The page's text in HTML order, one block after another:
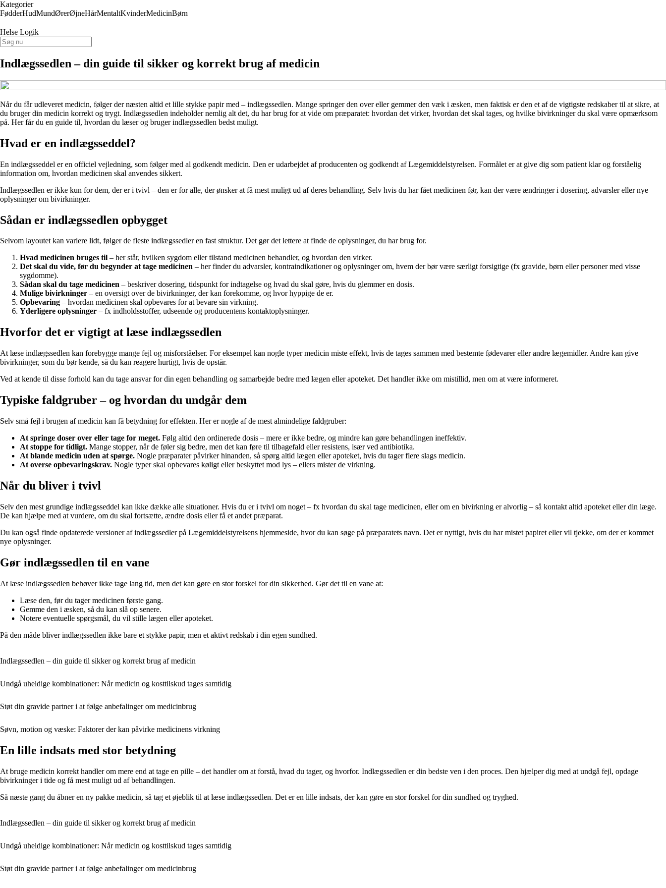
Kategorier
FødderHudMundØrerØjneHårMentaltKvinderMedicinBørn
Helse Logik
Indlægssedlen – din guide til sikker og korrekt brug af medicin
Når du får udleveret medicin, følger der næsten altid et lille stykke papir med – indlægssedlen. Mange springer den over eller gemmer den væk i æsken, men faktisk er den et af de vigtigste redskaber til at sikre, at
du bruger din medicin korrekt og trygt. Indlægssedlen indeholder nemlig alt det, du har brug for at vide om præparatet: hvordan det virker, hvordan det skal tages, og hvilke bivirkninger du skal være opmærksom
på. Her får du en guide til, hvordan du læser og bruger indlægssedlen bedst muligt.
Hvad er en indlægsseddel?
En indlægsseddel er en officiel vejledning, som følger med al godkendt medicin. Den er udarbejdet af producenten og godkendt af Lægemiddelstyrelsen. Formålet er at give dig som patient klar og forståelig
information om, hvordan medicinen skal anvendes sikkert.
Indlægssedlen er ikke kun for dem, der er i tvivl – den er for alle, der ønsker at få mest muligt ud af deres behandling. Selv hvis du har fået medicinen før, kan der være ændringer i dosering, advarsler eller nye
oplysninger om bivirkninger.
Sådan er indlægssedlen opbygget
Selvom layoutet kan variere lidt, følger de fleste indlægssedler en fast struktur. Det gør det lettere at finde de oplysninger, du har brug for.
Hvad medicinen bruges til – her står, hvilken sygdom eller tilstand medicinen behandler, og hvordan den virker.
Det skal du vide, før du begynder at tage medicinen – her finder du advarsler, kontraindikationer og oplysninger om, hvem der bør være særligt forsigtige (fx gravide, børn eller personer med visse
sygdomme).
Sådan skal du tage medicinen – beskriver dosering, tidspunkt for indtagelse og hvad du skal gøre, hvis du glemmer en dosis.
Mulige bivirkninger – en oversigt over de bivirkninger, der kan forekomme, og hvor hyppige de er.
Opbevaring – hvordan medicinen skal opbevares for at bevare sin virkning.
Yderligere oplysninger – fx indholdsstoffer, udseende og producentens kontaktoplysninger.
Hvorfor det er vigtigt at læse indlægssedlen
At læse indlægssedlen kan forebygge mange fejl og misforståelser. For eksempel kan nogle typer medicin miste effekt, hvis de tages sammen med bestemte fødevarer eller andre lægemidler. Andre kan give
bivirkninger, som du bør kende, så du kan reagere hurtigt, hvis de opstår.
Ved at kende til disse forhold kan du tage ansvar for din egen behandling og samarbejde bedre med lægen eller apoteket. Det handler ikke om mistillid, men om at være informeret.
Typiske faldgruber – og hvordan du undgår dem
Selv små fejl i brugen af medicin kan få betydning for effekten. Her er nogle af de mest almindelige faldgruber:
At springe doser over eller tage for meget. Følg altid den ordinerede dosis – mere er ikke bedre, og mindre kan gøre behandlingen ineffektiv.
At stoppe for tidligt. Mange stopper, når de føler sig bedre, men det kan føre til tilbagefald eller resistens, især ved antibiotika.
At blande medicin uden at spørge. Nogle præparater påvirker hinanden, så spørg altid lægen eller apoteket, hvis du tager flere slags medicin.
At overse opbevaringskrav. Nogle typer skal opbevares køligt eller beskyttet mod lys – ellers mister de virkning.
Når du bliver i tvivl
Selv den mest grundige indlægsseddel kan ikke dække alle situationer. Hvis du er i tvivl om noget – fx hvordan du skal tage medicinen, eller om en bivirkning er alvorlig – så kontakt altid apoteket eller din læge.
De kan hjælpe med at vurdere, om du skal fortsætte, ændre dosis eller få et andet præparat.
Du kan også finde opdaterede versioner af indlægssedler på Lægemiddelstyrelsens hjemmeside, hvor du kan søge på præparatets navn. Det er nyttigt, hvis du har mistet papiret eller vil tjekke, om der er kommet
nye oplysninger.
Gør indlægssedlen til en vane
At læse indlægssedlen behøver ikke tage lang tid, men det kan gøre en stor forskel for din sikkerhed. Gør det til en vane at:
Læse den, før du tager medicinen første gang.
Gemme den i æsken, så du kan slå op senere.
Notere eventuelle spørgsmål, du vil stille lægen eller apoteket.
På den måde bliver indlægssedlen ikke bare et stykke papir, men et aktivt redskab i din egen sundhed.
Indlægssedlen – din guide til sikker og korrekt brug af medicin
Undgå uheldige kombinationer: Når medicin og kosttilskud tages samtidig
Støt din gravide partner i at følge anbefalinger om medicinbrug
Søvn, motion og væske: Faktorer der kan påvirke medicinens virkning
En lille indsats med stor betydning
At bruge medicin korrekt handler om mere end at tage en pille – det handler om at forstå, hvad du tager, og hvorfor. Indlægssedlen er din bedste ven i den proces. Den hjælper dig med at undgå fejl, opdage
bivirkninger i tide og få mest muligt ud af behandlingen.
Så næste gang du åbner en ny pakke medicin, så tag et øjeblik til at læse indlægssedlen. Det er en lille indsats, der kan gøre en stor forskel for din sundhed og tryghed.
Indlægssedlen – din guide til sikker og korrekt brug af medicin
Undgå uheldige kombinationer: Når medicin og kosttilskud tages samtidig
Støt din gravide partner i at følge anbefalinger om medicinbrug